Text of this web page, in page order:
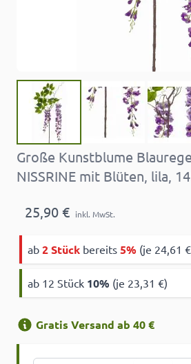
Große Kunstblume
NISSRINE mit Blüten, lila,
25,90 € inkl. MwSt.
ab 2 Stück bereits 5% (je 24,61
ab 12 Stück 10% (je 23,31 €)
Gratis Versand ab 40 €